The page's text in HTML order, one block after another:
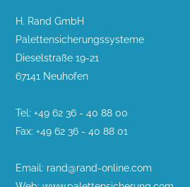
H. Rand GmbH
Palettensicherungssysteme
Dieselstraße 19-21
67141 Neuhofen
Tel: +49 62 36 - 40 88 00
Fax: +49 62 36 - 40 88 01
Email: rand@rand-online.com